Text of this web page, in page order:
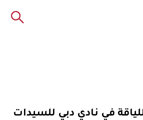
في نادي دبي للسيدات